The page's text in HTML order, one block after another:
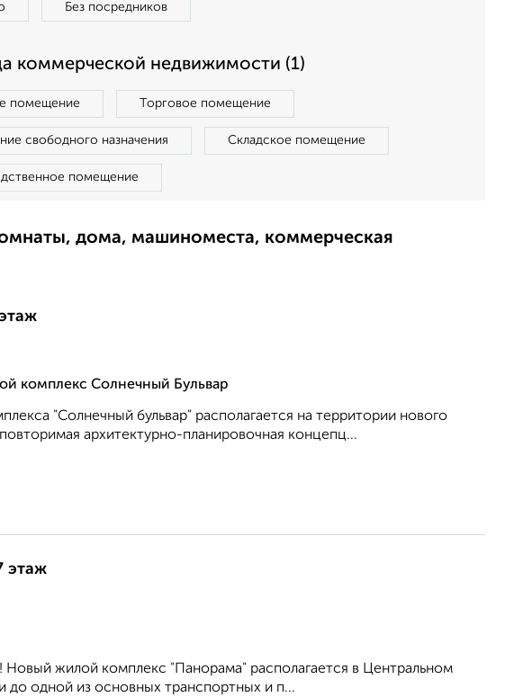
Без посредников
коммерческой недвижимости (1)
помещение Торговое помещение
свободного назначения Складское помещение
помещение
дома, машиноместа, коммерческая
комплекс Солнечный Бульвар
"Солнечный бульвар" располагается на территории нового
архитектурно-планировочная концепц...
этаж
жилой комплекс "Панорама" располагается в Центральном
до одной из основных транспортных и п...